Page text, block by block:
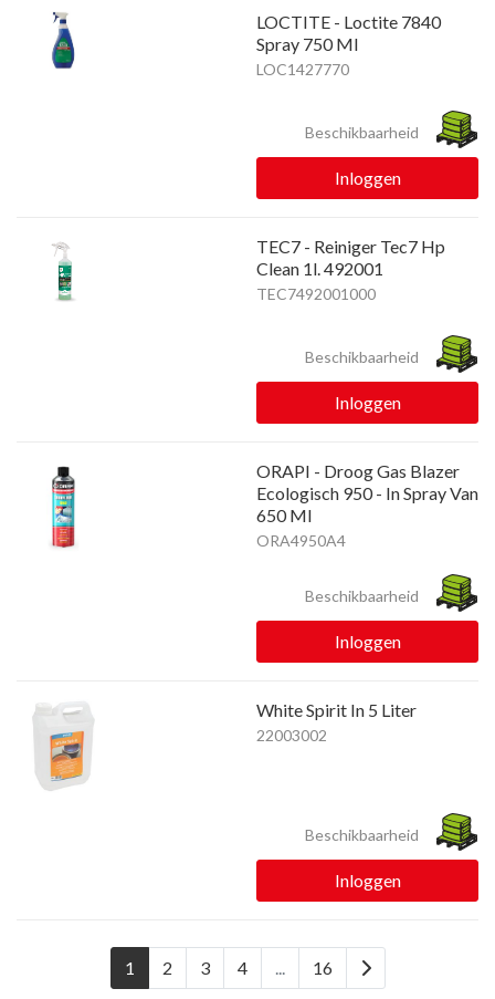
LOCTITE - Loctite 7840
Spray 750 Ml
LOC1427770
Beschikbaarheid
Inloggen
TEC7 - Reiniger Tec7 Hp
Clean 1l. 492001
TEC7492001000
Beschikbaarheid
Inloggen
ORAPI - Droog Gas Blazer
Ecologisch 950 - In Spray Van
650 Ml
ORA4950A4
Beschikbaarheid
Inloggen
White Spirit In 5 Liter
22003002
Beschikbaarheid
Inloggen
1 2 3 4 ... 16